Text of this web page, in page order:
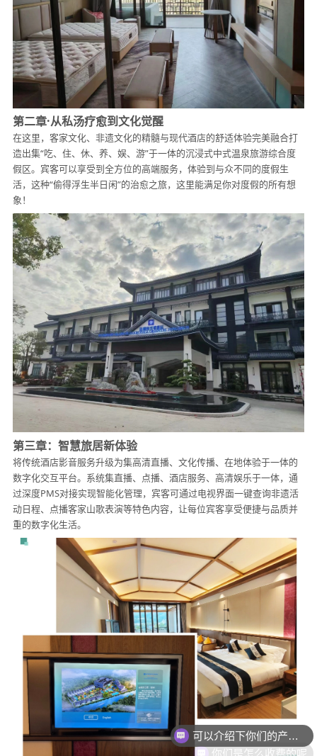
第二章·从私汤疗愈到文化觉醒
在这里，客家文化、非遗文化的精髓与现代酒店的舒适体验完美融合打
造出集“吃、住、休、养、娱、游”于一体的沉浸式中式温泉旅游综合度
假区。宾客可以享受到全方位的高端服务，体验到与众不同的度假生
活，这种“偷得浮生半日闲”的治愈之旅，这里能满足你对度假的所有想
象！
第三章：智慧旅居新体验
将传统酒店影音服务升级为集高清直播、文化传播、在地体验于一体的
数字化交互平台。系统集直播、点播、酒店服务、高清娱乐于一体，通
过深度PMS对接实现智能化管理，宾客可通过电视界面一键查询非遗活
动日程、点播客家山歌表演等特色内容，让每位宾客享受便捷与品质并
重的数字化生活。
可以介绍下你们的产品么
你们是怎么收费的呢